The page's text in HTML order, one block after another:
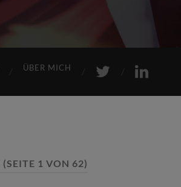
ÜBER MICH
(SEITE 1 VON 62)